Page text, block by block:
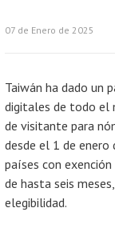
07 de Enero de 2025
Taiwán ha dado un
digitales de todo el
de visitante para
desde el 1 de
países con
de hasta seis
elegibilidad.